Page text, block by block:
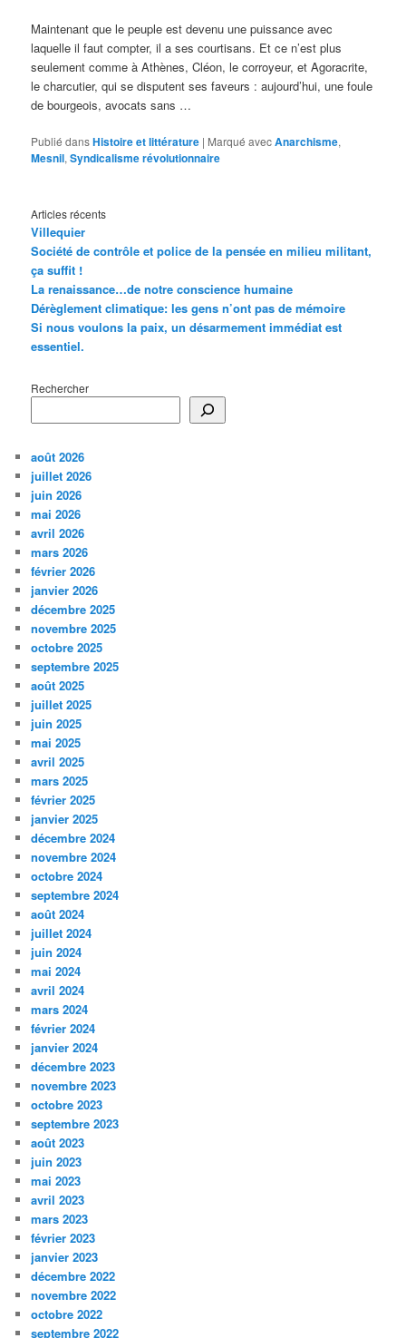
Maintenant que le peuple est devenu une puissance avec
laquelle il faut compter, il a ses courtisans. Et ce n’est plus
seulement comme à Athènes, Cléon, le corroyeur, et Agoracrite,
le charcutier, qui se disputent ses faveurs : aujourd’hui, une foule
de bourgeois, avocats sans …
Publié dansHistoire et littérature | Marqué avecAnarchisme,
Mesnil,Syndicalisme révolutionnaire
Articles récents
Villequier
Société de contrôle et police de la pensée en milieu militant,
ça suffit !
La renaissance…de notre conscience humaine
Dérèglement climatique: les gens n’ont pas de mémoire
Si nous voulons la paix, un désarmement immédiat est
essentiel.
Rechercher
août 2026
juillet 2026
juin 2026
mai 2026
avril 2026
mars 2026
février 2026
janvier 2026
décembre 2025
novembre 2025
octobre 2025
septembre 2025
août 2025
juillet 2025
juin 2025
mai 2025
avril 2025
mars 2025
février 2025
janvier 2025
décembre 2024
novembre 2024
octobre 2024
septembre 2024
août 2024
juillet 2024
juin 2024
mai 2024
avril 2024
mars 2024
février 2024
janvier 2024
décembre 2023
novembre 2023
octobre 2023
septembre 2023
août 2023
juin 2023
mai 2023
avril 2023
mars 2023
février 2023
janvier 2023
décembre 2022
novembre 2022
octobre 2022
septembre 2022